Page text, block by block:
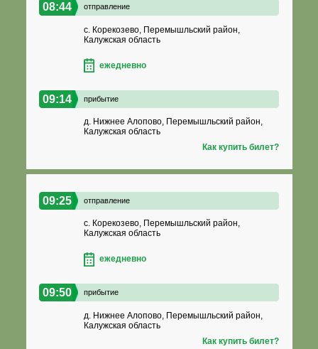
08:44 отправление
с. Корекозево, Перемышльский район,
Калужская область
ежедневно
09:14 прибытие
д. Нижнее Алопово, Перемышльский район,
Калужская область
Как купить билет?
09:25 отправление
с. Корекозево, Перемышльский район,
Калужская область
ежедневно
09:50 прибытие
д. Нижнее Алопово, Перемышльский район,
Калужская область
Как купить билет?